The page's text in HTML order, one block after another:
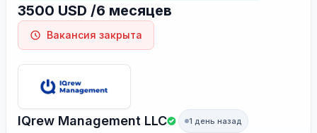
3500 USD /6 месяцев
Вакансия закрыта
IQrew Management LLC 1 день назад